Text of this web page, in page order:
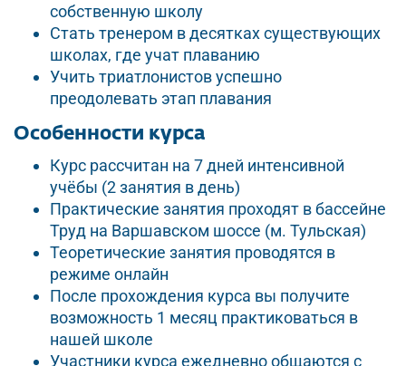
собственную школу
Стать тренером в десятках существующих
школах, где учат плаванию
Учить триатлонистов успешно
преодолевать этап плавания
Особенности курса
Курс рассчитан на 7 дней интенсивной
учёбы (2 занятия в день)
Практические занятия проходят в бассейне
Труд на Варшавском шоссе (м. Тульская)
Теоретические занятия проводятся в
режиме онлайн
После прохождения курса вы получите
возможность 1 месяц практиковаться в
нашей школе
Участники курса ежедневно общаются с